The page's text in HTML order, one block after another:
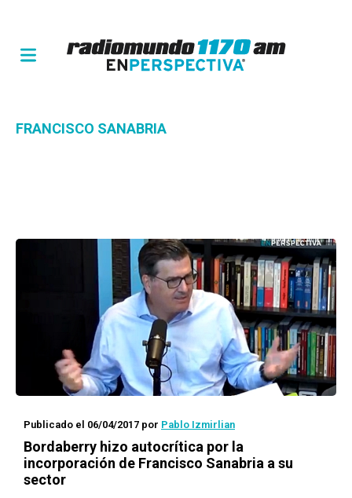
FRANCISCO SANABRIA
Publicado el 06/04/2017 por Pablo Izmirlian
Bordaberry hizo autocrítica por la
incorporación de Francisco Sanabria a su
sector